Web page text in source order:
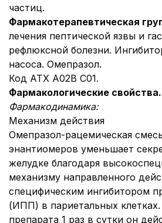
частиц.
Фармакотерапевтическая
лечения пептической язвы и
рефлюксной болезни.
насоса. Омепразол.
Код АТХ А02В С01.
Фармакологические свойства.
Фармакодинамика:
Механизм действия
Омепразол-рацемическая
энантиомеров уменьшает
желудке благодаря
механизму направленного
специфическим ингибитором
(ИПП) в париетальных
препарата 1 раз в сутки он